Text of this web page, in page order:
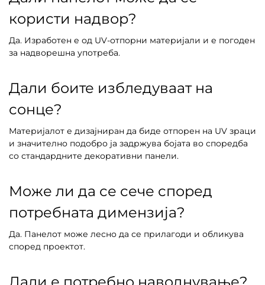
користи надвор?
Да. Изработен е од UV-отпорни материјали и е погоден
за надворешна употреба.
Дали боите избледуваат на
сонце?
Материјалот е дизајниран да биде отпорен на UV зраци
и значително подобро ја задржува бојата во споредба
со стандардните декоративни панели.
Може ли да се сече според
потребната димензија?
Да. Панелот може лесно да се прилагоди и обликува
според проектот.